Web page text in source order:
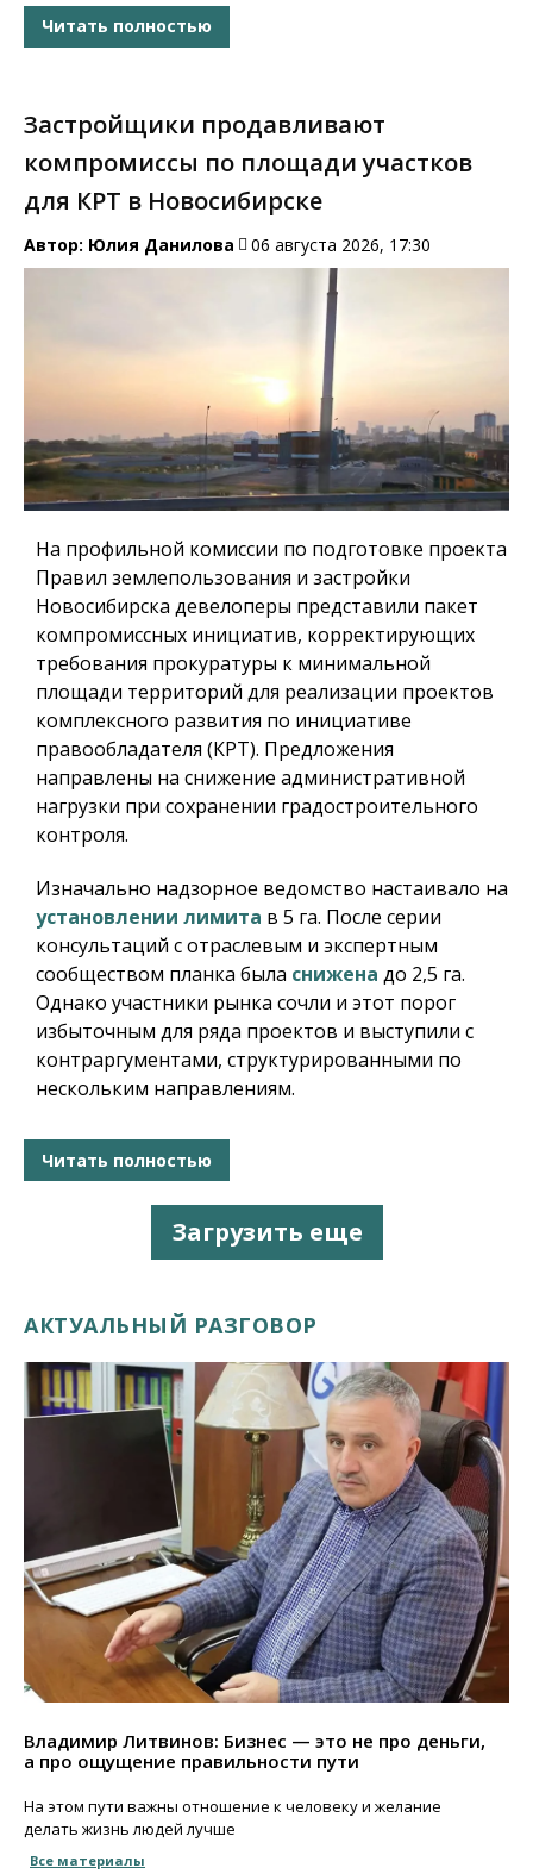
Читать полностью
Застройщики продавливают
компромиссы по площади участков
для КРТ в Новосибирске
Автор: Юлия Данилова 06 августа 2026, 17:30
На профильной комиссии по подготовке проекта
Правил землепользования и застройки
Новосибирска девелоперы представили пакет
компромиссных инициатив, корректирующих
требования прокуратуры к минимальной
площади территорий для реализации проектов
комплексного развития по инициативе
правообладателя (КРТ). Предложения
направлены на снижение административной
нагрузки при сохранении градостроительного
контроля.
Изначально надзорное ведомство настаивало на
установлении лимита в 5 га. После серии
консультаций с отраслевым и экспертным
сообществом планка была снижена до 2,5 га.
Однако участники рынка сочли и этот порог
избыточным для ряда проектов и выступили с
контраргументами, структурированными по
нескольким направлениям.
Читать полностью
Загрузить еще
АКТУАЛЬНЫЙ РАЗГОВОР
Владимир Литвинов: Бизнес — это не про деньги,
а про ощущение правильности пути
На этом пути важны отношение к человеку и желание
делать жизнь людей лучше
Все материалы